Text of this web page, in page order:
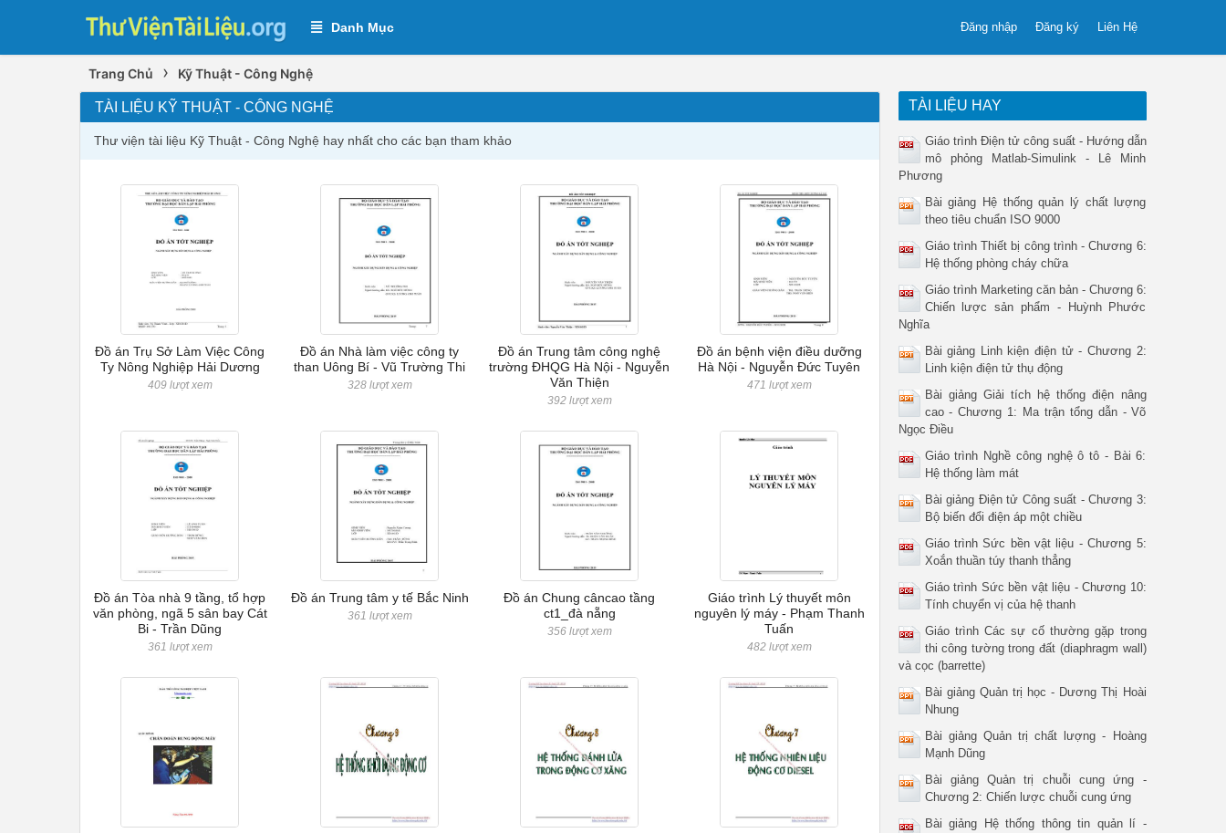
Danh Mục Liên Hệ
Đăng ký
Đăng nhập
Trang Chủ › Kỹ Thuật - Công Nghệ
TÀI LIỆU KỸ THUẬT - CÔNG NGHỆ
Thư viện tài liệu Kỹ Thuật - Công Nghệ hay nhất cho các bạn tham khảo
Đồ án Trụ Sở Làm Việc Công
Ty Nông Nghiệp Hải Dương
409 lượt xem
Đồ án Nhà làm việc công ty
than Uông Bí - Vũ Trường Thi
328 lượt xem
Đồ án Trung tâm công nghệ
trường ĐHQG Hà Nội - Nguyễn
Văn Thiện
392 lượt xem
Đồ án bệnh viện điều dưỡng
Hà Nội - Nguyễn Đức Tuyên
471 lượt xem
Đồ án Tòa nhà 9 tầng, tổ hợp
văn phòng, ngã 5 sân bay Cát
Bi - Trần Dũng
361 lượt xem
Đồ án Trung tâm y tế Bắc Ninh
361 lượt xem
Đồ án Chung câncao tầng
ct1_đà nẵng
356 lượt xem
Giáo trình Lý thuyết môn
nguyên lý máy - Phạm Thanh
Tuấn
482 lượt xem
TÀI LIỆU HAY
Giáo trình Điện tử công suất - Hướng dẫn
mô phỏng Matlab-Simulink - Lê Minh
Phương
Bài giảng Hệ thống quản lý chất lượng
theo tiêu chuẩn ISO 9000
Giáo trình Thiết bị công trình - Chương 6:
Hệ thống phòng cháy chữa
Giáo trình Marketing căn bản - Chương 6:
Chiến lược sản phẩm - Huỳnh Phước
Nghĩa
Bài giảng Linh kiện điện tử - Chương 2:
Linh kiện điện tử thụ động
Bài giảng Giải tích hệ thống điện nâng
cao - Chương 1: Ma trận tổng dẫn - Võ
Ngọc Điều
Giáo trình Nghề công nghệ ô tô - Bài 6:
Hệ thống làm mát
Bài giảng Điện tử Công suất - Chương 3:
Bộ biến đổi điện áp một chiều
Giáo trình Sức bền vật liệu - Chương 5:
Xoắn thuần túy thanh thẳng
Giáo trình Sức bền vật liệu - Chương 10:
Tính chuyển vị của hệ thanh
Giáo trình Các sự cố thường gặp trong
thi công tường trong đất (diaphragm wall)
và cọc (barrette)
Bài giảng Quản trị học - Dương Thị Hoài
Nhung
Bài giảng Quản trị chất lượng - Hoàng
Mạnh Dũng
Bài giảng Quản trị chuỗi cung ứng -
Chương 2: Chiến lược chuỗi cung ứng
Bài giảng Hệ thống thông tin quản lí -